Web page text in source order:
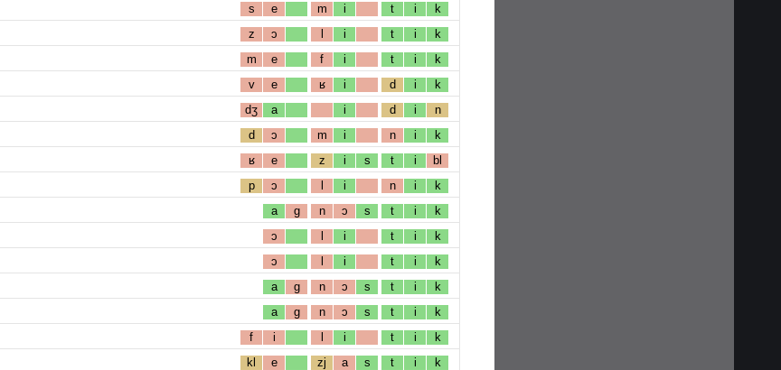
s e m i t i k
z ɔ l i t i k
m e f i t i k
v e ʁ i d i k
dʒ a i d i n
d ɔ m i n i k
ʁ e z i s t i bl
p ɔ l i n i k
a g n ɔ s t i k
ɔ l i t i k
ɔ l i t i k
a g n ɔ s t i k
a g n ɔ s t i k
f i l i t i k
kl e zj a s t i k